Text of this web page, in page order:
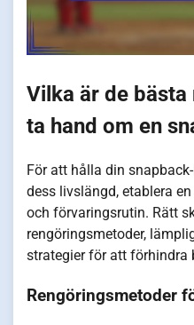
Vilka är de
ta hand om en
För att hålla din
dess livslängd, etablera
och förvaringsrutin. Rätt
rengöringsmetoder,
strategier för att förhindra
Rengöringsmetoder